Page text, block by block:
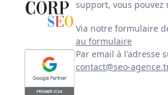
support, vous pouvez
Via notre formulaire
au formulaire
Par email à l'adresse
contact@seo-